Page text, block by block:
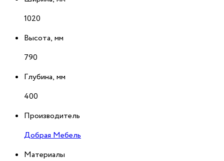
1020
Высота, мм
790
Глубина, мм
400
Производитель
Добрая Мебель
Материалы